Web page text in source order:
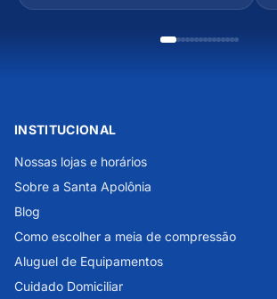
INSTITUCIONAL
Nossas lojas e horários
Sobre a Santa Apolônia
Blog
Como escolher a meia de compressão
Aluguel de Equipamentos
Cuidado Domiciliar